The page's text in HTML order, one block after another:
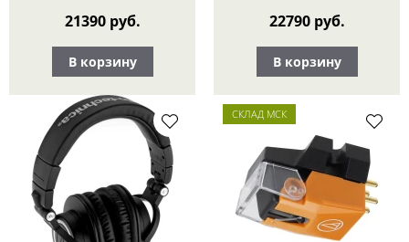
21390 руб.
В корзину
22790 руб.
В корзину
СКЛАД МСК